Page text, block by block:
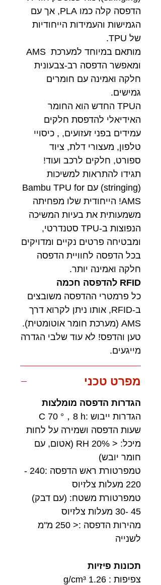
הדפסה קלה כמו PLA, אך עם
הגמישות והעמידות הייחודיות
של TPU.
מותאם במיוחד למערכת AMS
ומאפשר הדפסה רב-צבעונית
חלקה ואמינה עם חומרים
גמישים.
הTPU החדש הוא החומר
האידיאלי להדפסת חלקים
עמידים בפני זעזועים, , כיסויי
טלפון, מעצורי דלת, ציוד
ספורט, חלקים לרכב ועוד!
תגידו להתראות למשיכות
(stringing) עם Bambu TPU for
AMS! הייחודית שלו מפחיתה
משמעותית את בעיות המשיכה
הנפוצות ב-TPU סטנדרטי,
ומבטיחה פרטים נקיים ומדויקים
בכל הדפסה לחוויית הדפסה
חלקה ואמינה יותר.
RFID להדפסה חכמה
כל פרמטרי ההדפסה משובצים
ב-RFID, אותו ניתן לקרוא דרך
AMS (מערכת חומר אוטומטית).
טען והדפס! לא עוד שלבי הגדרה
מייגעים.
מפרט טכני
הגדרות הדפסה מומלצות
הגדרות ייבוש :C 70 °，8 h
שעות הדפסה ושמירה על לחות
מיכל: < 20% RH (אטום, עם
חומר יובש)
טמפרטורת ראש הדפסה :240 -
220 מעלות צלזיוס
טמפרטורת משטח: (עם דבק)
45 -30 מעלות צלזיוס
מהירות הדפסה :< 250 מ"מ
לשנייה
תכונות פיזיות
צפיפות : 1.26 g/cm³